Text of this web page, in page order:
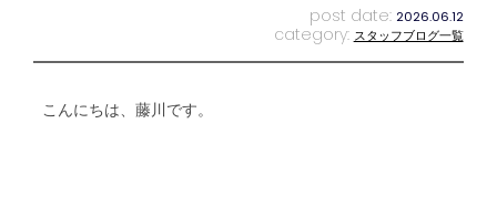
post date: 2026.06.12
category: スタッフブログ一覧
こんにちは、藤川です。